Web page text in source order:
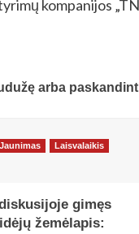
kompanijos
arba
Jaunimas
Laisvalaikis
gimęs
žemėlapis: